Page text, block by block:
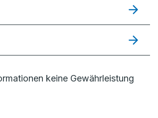
keine Gewährleistung